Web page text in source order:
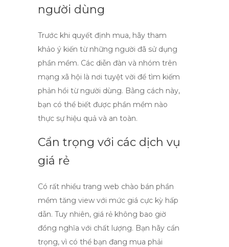
người dùng
Trước khi quyết định mua, hãy tham
khảo ý kiến từ những người đã sử dụng
phần mềm. Các diễn đàn và nhóm trên
mạng xã hội là nơi tuyệt vời để tìm kiếm
phản hồi từ người dùng. Bằng cách này,
bạn có thể biết được phần mềm nào
thực sự hiệu quả và an toàn.
Cẩn trọng với các dịch vụ
giá rẻ
Có rất nhiều trang web chào bán phần
mềm tăng view với mức giá cực kỳ hấp
dẫn. Tuy nhiên, giá rẻ không bao giờ
đồng nghĩa với chất lượng. Bạn hãy cẩn
trọng, vì có thể bạn đang mua phải